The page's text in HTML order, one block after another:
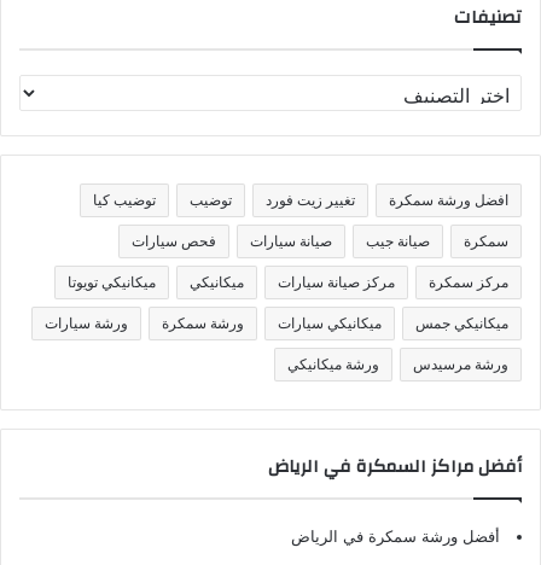
تصنيفات
ص
ن
ف
ا
افضل ورشة سمكرة تغيير زيت فورد توضيب توضيب كيا
سمكرة صيانة جيب صيانة سيارات فحص سيارات
مركز سمكرة مركز صيانة سيارات ميكانيكي ميكانيكي تويوتا
ميكانيكي جمس ميكانيكي سيارات ورشة سمكرة ورشة سيارات
ورشة مرسيدس ورشة ميكانيكي
أفضل مراكز السمكرة في الرياض
أفضل ورشة سمكرة في الرياض